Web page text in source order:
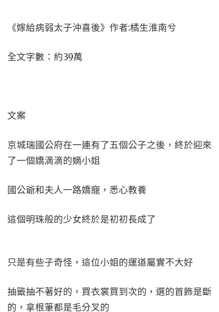
《嫁給病弱太子沖喜後》作者:橘生淮南兮
全文字數：約39萬
文案
京城瑞國公府在一連有了五個公子之後，終於迎來
了一個嬌滴滴的嫡小姐
國公爺和夫人一路嬌寵，悉心教養
這個明珠般的少女終於是初初長成了
只是有些子奇怪，這位小姐的運道屬實不大好
抽籤抽不著好的，買衣裳買到次的，選的首飾是斷
的，拿根筆都是毛分叉的